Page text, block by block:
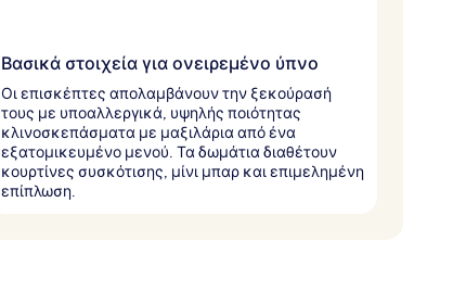
Βασικά στοιχεία για ονειρεμένο ύπνο
Οι επισκέπτες απολαμβάνουν την ξεκούρασή
τους με υποαλλεργικά, υψηλής ποιότητας
κλινοσκεπάσματα με μαξιλάρια από ένα
εξατομικευμένο μενού. Τα δωμάτια διαθέτουν
κουρτίνες συσκότισης, μίνι μπαρ και επιμελημένη
επίπλωση.